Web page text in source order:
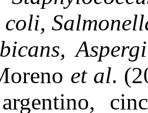
et al.